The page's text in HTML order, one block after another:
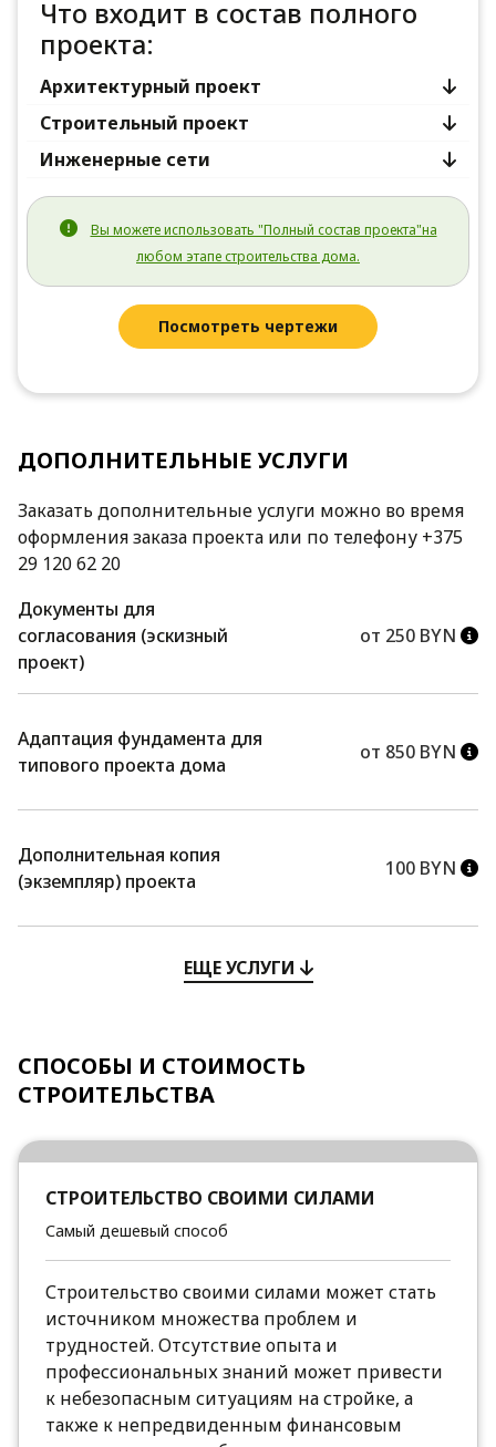
Что входит в состав полного
проекта:
Архитектурный проект
Строительный проект
Инженерные сети
Вы можете использовать "Полный состав проекта"на
любом этапе строительства дома.
Посмотреть чертежи
ДОПОЛНИТЕЛЬНЫЕ УСЛУГИ
Заказать дополнительные услуги можно во время
оформления заказа проекта или по телефону +375
29 120 62 20
Документы для
согласования (эскизный
проект)
от 250 BYN
Адаптация фундамента для
типового проекта дома
от 850 BYN
Дополнительная копия
(экземпляр) проекта
100 BYN
ЕЩЕ УСЛУГИ
СПОСОБЫ И СТОИМОСТЬ
СТРОИТЕЛЬСТВА
СТРОИТЕЛЬСТВО СВОИМИ СИЛАМИ
Самый дешевый способ
Строительство своими силами может стать
источником множества проблем и
трудностей. Отсутствие опыта и
профессиональных знаний может привести
к небезопасным ситуациям на стройке, а
также к непредвиденным финансовым